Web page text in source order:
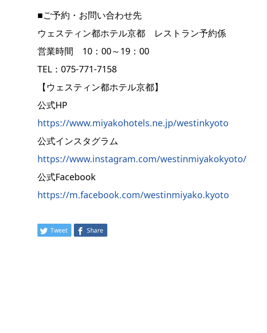
■ご予約・お問い合わせ先
ウェスティン都ホテル京都 レストラン予約係
営業時間 10：00～19：00
TEL：075-771-7158
【ウェスティン都ホテル京都】
公式HP
https://www.miyakohotels.ne.jp/westinkyoto
公式インスタグラム
https://www.instagram.com/westinmiyakokyoto/
公式Facebook
https://m.facebook.com/westinmiyako.kyoto
Tweet Share